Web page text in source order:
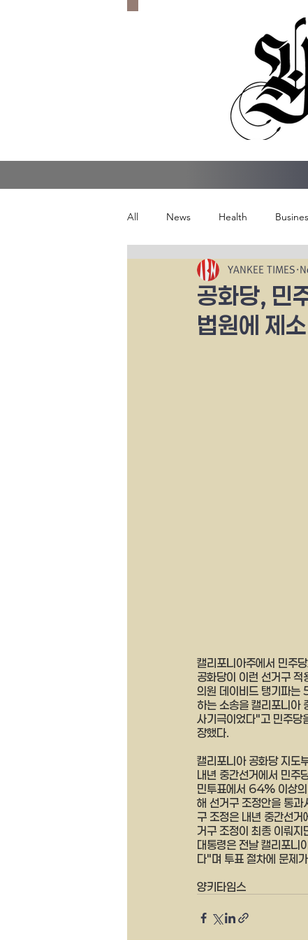
All News Health
공화당, 민
법원에 제소
YANKEE TIMES
캘리포니아주에서 민주
공화당이 이런 선거구
의원 데이비드 탱기파는
하는 소송을 캘리포니아
사기극이었다"고 민주당
장했다.
캘리포니아 공화당 지도
내년 중간선거에서 민주
민투표에서 64% 이상의
해 선거구 조정안을 통과
구 조정은 내년 중간선
거구 조정이 최종 이뤄
대통령은 전날 캘리포니
다"며 투표 절차에 문제
양키타임스